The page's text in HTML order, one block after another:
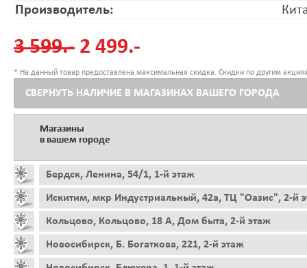
Производитель:
3 599.- 2 499.-
* На данный товар предоставлена максимальная скидка. Скидки по другим
СВЕРНУТЬ НАЛИЧИЕ В МАГАЗИНАХ ВАШЕГО ГОРОДА
Магазины
в вашем городе
Бердск, Ленина, 54/1, 1-й этаж
Искитим, мкр Индустриальный, 42а, ТЦ "Оазис", 2-й
Кольцово, Кольцово, 18 А, Дом быта, 2-й этаж
Новосибирск, Б. Богаткова, 221, 2-й этаж